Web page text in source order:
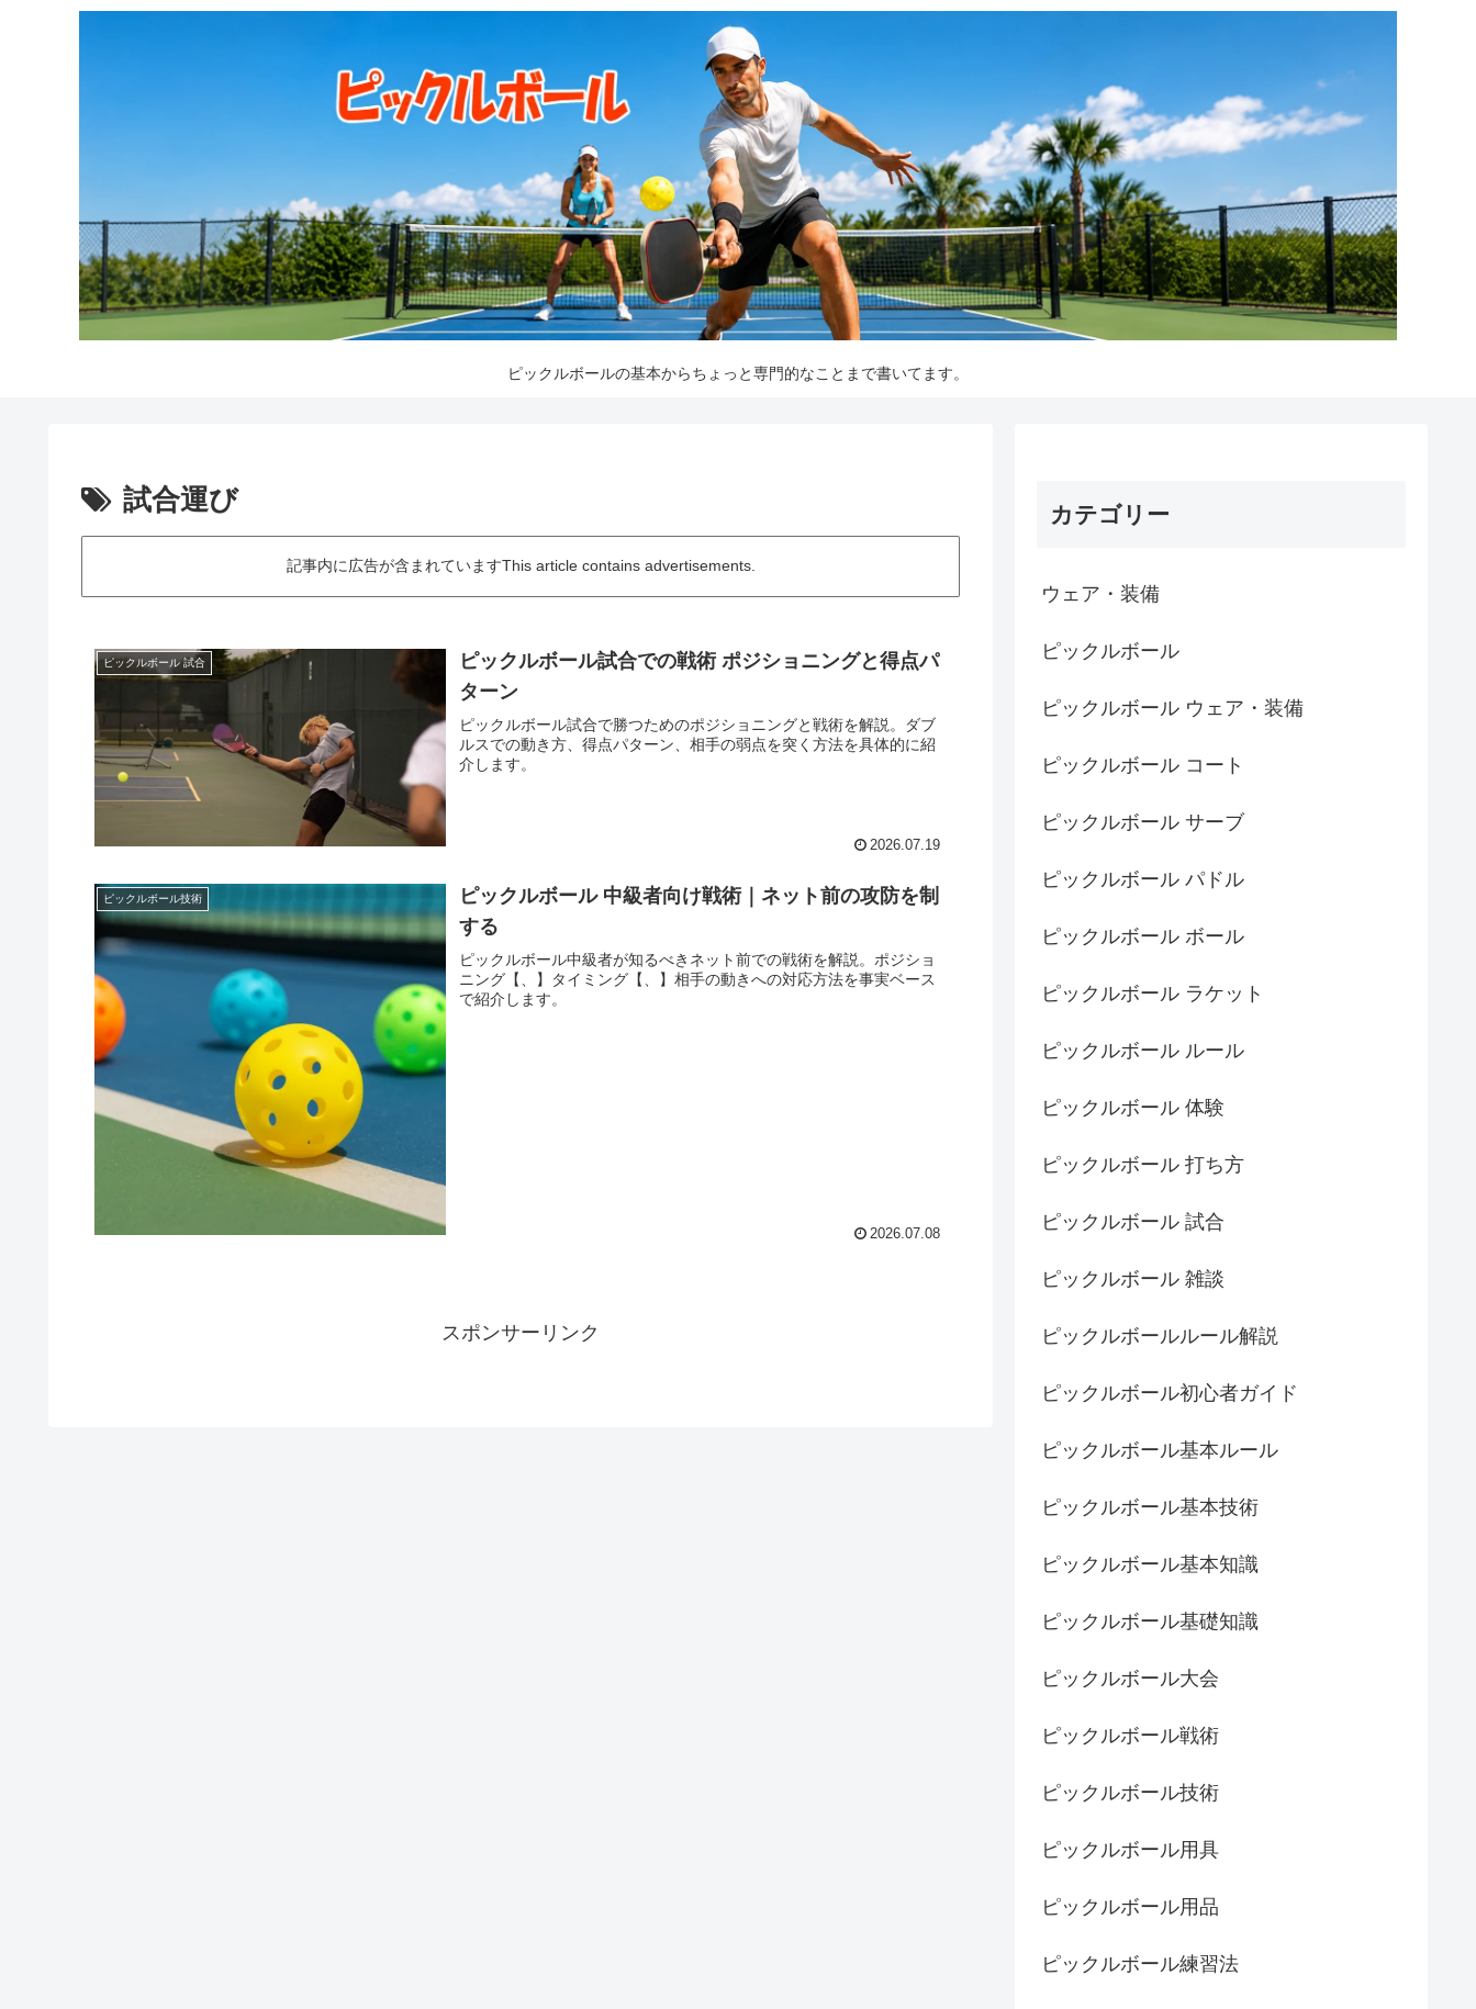
ピックルボールの基本からちょっと専門的なことまで書いてます。
試合運び
記事内に広告が含まれていますThis article contains advertisements.
ピックルボール 試合
ピックルボール試合での戦術 ポジショニングと得点パ
ターン
ピックルボール試合で勝つためのポジショニングと戦術を解説。ダブ
ルスでの動き方、得点パターン、相手の弱点を突く方法を具体的に紹
介します。
2026.07.19
ピックルボール技術
ピックルボール 中級者向け戦術｜ネット前の攻防を制
する
ピックルボール中級者が知るべきネット前での戦術を解説。ポジショ
ニング【、】タイミング【、】相手の動きへの対応方法を事実ベース
で紹介します。
2026.07.08
スポンサーリンク
カテゴリー
ウェア・装備
ピックルボール
ピックルボール ウェア・装備
ピックルボール コート
ピックルボール サーブ
ピックルボール パドル
ピックルボール ボール
ピックルボール ラケット
ピックルボール ルール
ピックルボール 体験
ピックルボール 打ち方
ピックルボール 試合
ピックルボール 雑談
ピックルボールルール解説
ピックルボール初心者ガイド
ピックルボール基本ルール
ピックルボール基本技術
ピックルボール基本知識
ピックルボール基礎知識
ピックルボール大会
ピックルボール戦術
ピックルボール技術
ピックルボール用具
ピックルボール用品
ピックルボール練習法